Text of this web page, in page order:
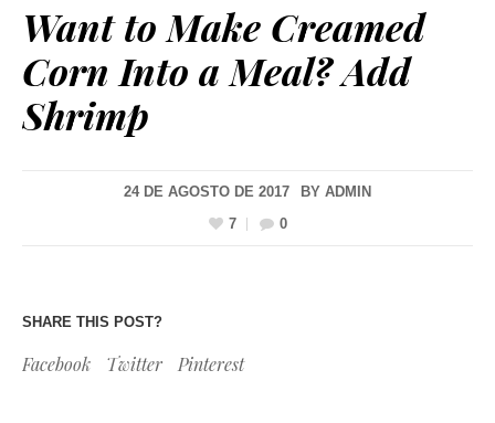
Want to Make Creamed
Corn Into a Meal? Add
Shrimp
24 DE AGOSTO DE 2017 BY ADMIN
7
0
SHARE THIS POST?
Facebook Twitter Pinterest